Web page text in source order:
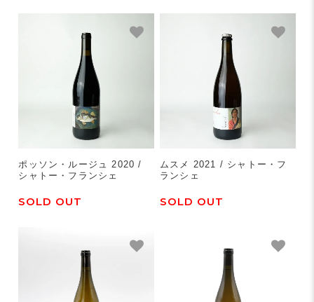
ポッソン・ルージュ 2020 /
シャトー・フランシェ
SOLD OUT
ムスメ 2021 / シャトー・フ
ランシェ
SOLD OUT